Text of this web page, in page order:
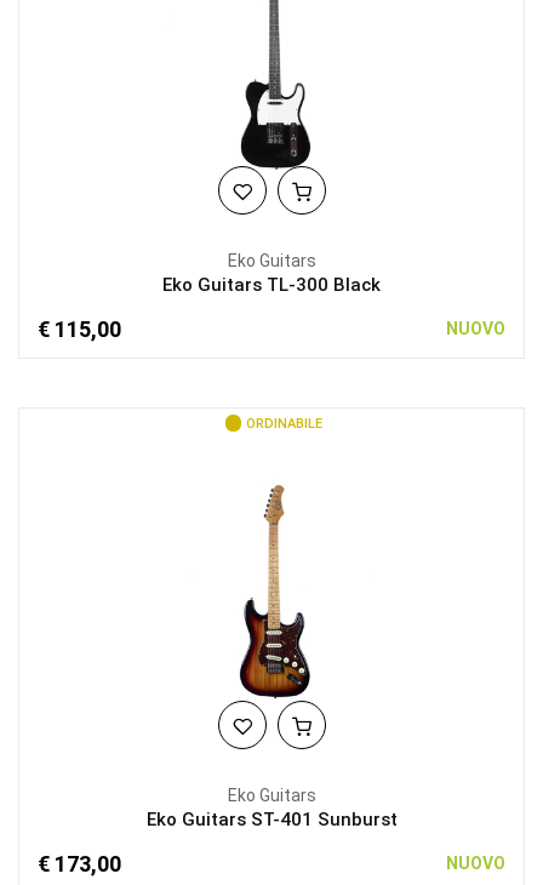
Eko Guitars
Eko Guitars TL-300 Black
€ 115,00 NUOVO
ORDINABILE
Eko Guitars
Eko Guitars ST-401 Sunburst
€ 173,00 NUOVO